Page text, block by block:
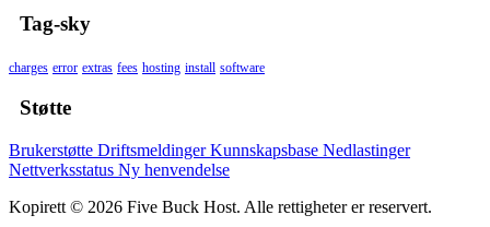
Tag-sky
charges error extras fees hosting install software
Støtte
Brukerstøtte DriftsmeldingerKunnskapsbase Nedlastinger
Nettverksstatus Ny henvendelse
Kopirett © 2026 Five Buck Host. Alle rettigheter er reservert.